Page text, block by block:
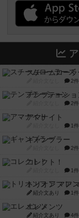
スチームローラ
2
テンプテーショ
2
アマナイト
1
ギャンブラー
2
コレクト！
1
トリオンフ ア
紹介文あり 1
エレメンツ
紹介文あり 4